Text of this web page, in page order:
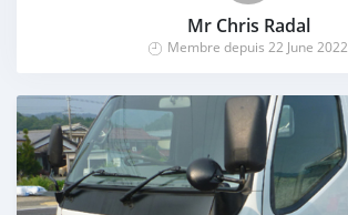
Mr Chris Radal
Membre depuis 22 June 2022